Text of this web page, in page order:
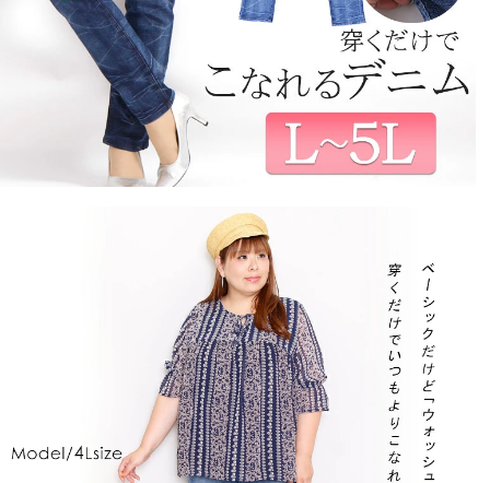
えてよかったです。
が、レビューなどをみていつもより１つ下の3Lにチャレ
ンジしたところ私の場合はヒップ、太ももは問題なくウ
投稿日
履いた時ウエストヒップはゆったりですが太ももはピッ
タリなので座った時など窮屈になるかな？と心配したけ
ど全然そんな事なし！！！
しっかり伸びて体にフィットしてくれて窮屈感も無く完
太ってると生地によってお腹部分がくい込んで痛くなっ
たり跡が凄くつくけど全く痛くならない！！
履き心地良くて1枚買ってすぐ追加購入しました！履き
尽くした時用にあと数枚買っとくか悩む…